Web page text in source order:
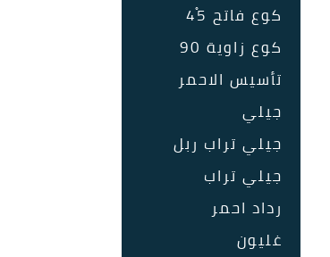
كوع فاتح 45ْ
كوع زاوية 90
تأسيس الاحمر
جيلي
جيلي تراب ربل
جيلي تراب
رداد احمر
غليون